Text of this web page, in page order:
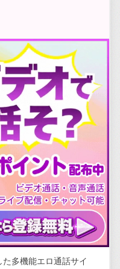
多機能エロ通話サイ